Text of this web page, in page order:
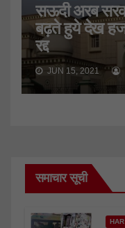
सऊदी अरब
बढ़ते हुये देख हज
रद्द
JUN 15, 2021
समाचार सूची